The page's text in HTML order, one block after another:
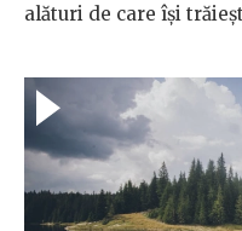
alături de care își